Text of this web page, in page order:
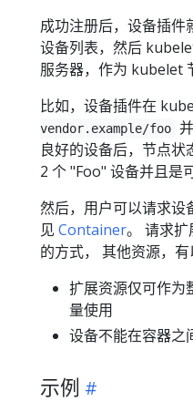
成功注册后，设备插
设备列表，然后
服务器，作为 kubelet
比如，设备插件在
vendor.example/foo
良好的设备后，节点
2 个 "Foo" 设备并且是
然后，用户可以请求设
见 Container。 请求
的方式， 其他资源，有
扩展资源仅可作为
量使用
设备不能在容器之
示例